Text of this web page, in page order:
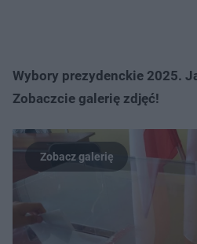
Wybory prezydenckie 2025.
Zobaczcie galerię zdjęć!